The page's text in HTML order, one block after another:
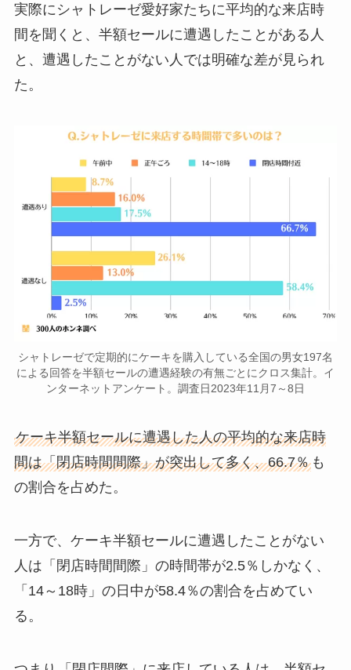
実際にシャトレーゼ愛好家たちに平均的な来店時
間を聞くと、半額セールに遭遇したことがある人
と、遭遇したことがない人では明確な差が見られ
た。
シャトレーゼで定期的にケーキを購入している全国の男女197名
による回答を半額セールの遭遇経験の有無ごとにクロス集計。イ
ンターネットアンケート。調査日2023年11月7～8日
ケーキ半額セールに遭遇した人の平均的な来店時
間は「閉店時間間際」が突出して多く、66.7％も
の割合を占めた。
一方で、ケーキ半額セールに遭遇したことがない
人は「閉店時間間際」の時間帯が2.5％しかなく、
「14～18時」の日中が58.4％の割合を占めてい
る。